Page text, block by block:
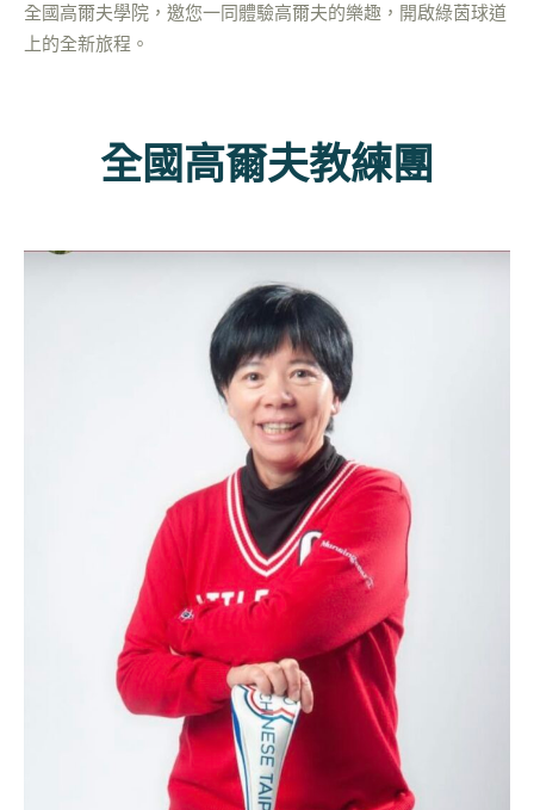
全國高爾夫學院，邀您一同體驗高爾夫的樂趣，開啟綠茵球道
上的全新旅程。
全國高爾夫教練團